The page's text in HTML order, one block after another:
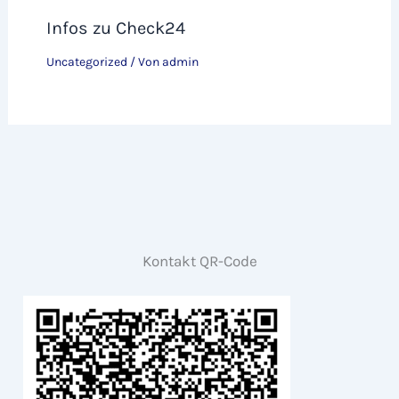
Infos zu Check24
Uncategorized / Von admin
Kontakt QR-Code